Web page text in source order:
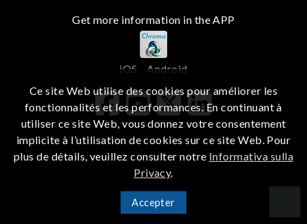
Get more information in the APP
iOS
Android
Ce site Web utilise des cookies pour améliorer les
fonctionnalités et les performances. En continuant à
utiliser ce site Web, vous donnez votre consentement
implicite à l’utilisation de cookies sur ce site Web. Pour
plus de détails, veuillez consulter notre Informativa sulla
Privacy.
Accepter